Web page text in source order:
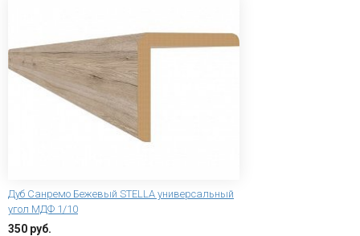
Дуб Санремо Бежевый STELLA универсальный
угол МДФ 1/10
350 руб.